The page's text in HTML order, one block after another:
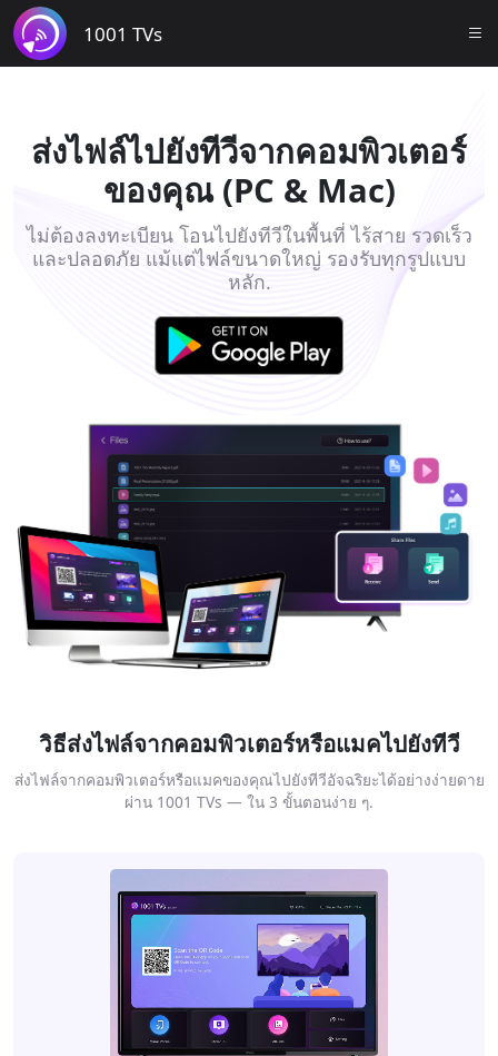
1001 TVs
ส่งไฟล์ไปยังทีวีจากคอมพิวเตอร์
ของคุณ (PC & Mac)
ไม่ต้องลงทะเบียน โอนไปยังทีวีในพื้นที่ ไร้สาย รวดเร็ว
และปลอดภัย แม้แต่ไฟล์ขนาดใหญ่ รองรับทุกรูปแบบ
หลัก.
วิธีส่งไฟล์จากคอมพิวเตอร์หรือแมคไปยังทีวี
ส่งไฟล์จากคอมพิวเตอร์หรือแมคของคุณไปยังทีวีอัจฉริยะได้อย่างง่ายดาย
ผ่าน 1001 TVs — ใน 3 ขั้นตอนง่าย ๆ.